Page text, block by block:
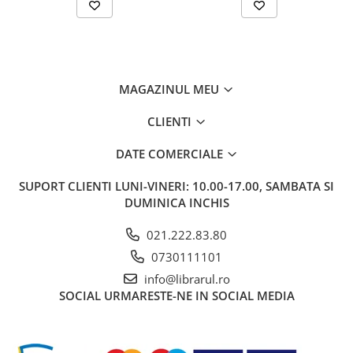
Bucatari celebri
Ghiduri de calatorie, harti
Animale de companie
Biografii, memorii si jurnale
MAGAZINUL MEU
CLIENTI
DATE COMERCIALE
SUPORT CLIENTI LUNI-VINERI: 10.00-17.00, SAMBATA SI
DUMINICA INCHIS
021.222.83.80
0730111101
info@librarul.ro
SOCIAL URMARESTE-NE IN SOCIAL MEDIA